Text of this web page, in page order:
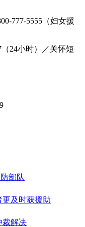
777-5555（妇女援
24小时）／关怀短
部队
及时获援助
裁解决